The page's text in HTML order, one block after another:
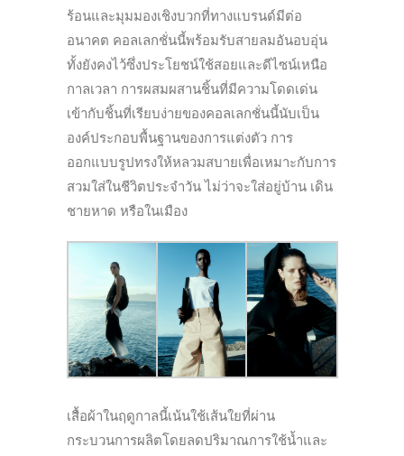
ร้อนและมุมมองเชิงบวกที่ทางแบรนด์มีต่อ
อนาคต คอลเลกชั่นนี้พร้อมรับสายลมอันอบอุ่น
ทั้งยังคงไว้ซึ่งประโยชน์ใช้สอยและดีไซน์เหนือ
กาลเวลา การผสมผสานชิ้นที่มีความโดดเด่น
เข้ากับชิ้นที่เรียบง่ายของคอลเลกชั่นนี้นับเป็น
องค์ประกอบพื้นฐานของการแต่งตัว การ
ออกแบบรูปทรงให้หลวมสบายเพื่อเหมาะกับการ
สวมใส่ในชีวิตประจำวัน ไม่ว่าจะใส่อยู่บ้าน เดิน
ชายหาด หรือในเมือง
เสื้อผ้าในฤดูกาลนี้เน้นใช้เส้นใยที่ผ่าน
กระบวนการผลิตโดยลดปริมาณการใช้น้ำและ